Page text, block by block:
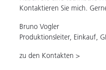
Kontaktieren Sie mich.
Bruno Vogler
Produktionsleiter, Einkauf,
zu den Kontakten >